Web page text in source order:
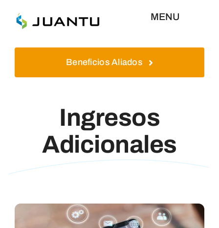
MENU
Quienes Somos
Beneficios Aliados
Ingresos
Adicionales